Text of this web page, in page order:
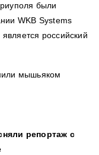
были
WKB Systems
российский
мышьяком
репортаж с